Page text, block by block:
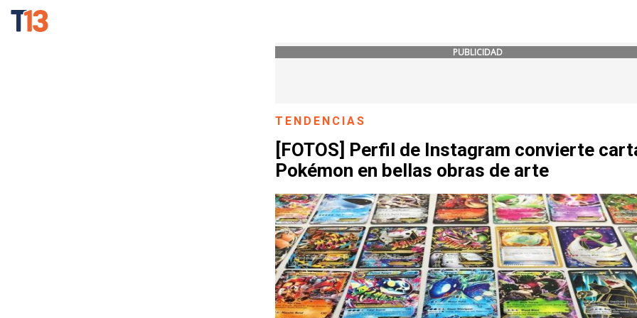
PUBLICIDAD
TENDENCIAS
[FOTOS] Perfil de Instagram convierte
Pokémon en bellas obras de arte